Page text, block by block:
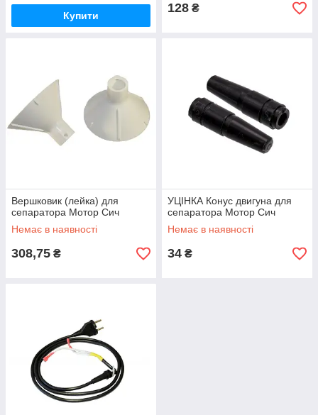
Купити
128 ₴
Вершковик (лейка) для
сепаратора Мотор Сич
Немає в наявності
308,75 ₴
УЦІНКА Конус двигуна для
сепаратора Мотор Сич
Немає в наявності
34 ₴